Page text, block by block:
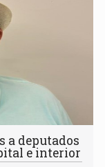
a deputados
e interior